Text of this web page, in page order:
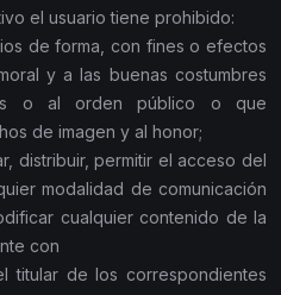
el usuario tiene prohibido:
forma, con fines o efectos
y a las buenas costumbres
o al orden público o que
de imagen y al honor;
permitir el acceso del
modalidad de comunicación
cualquier contenido de la
con
de los correspondientes